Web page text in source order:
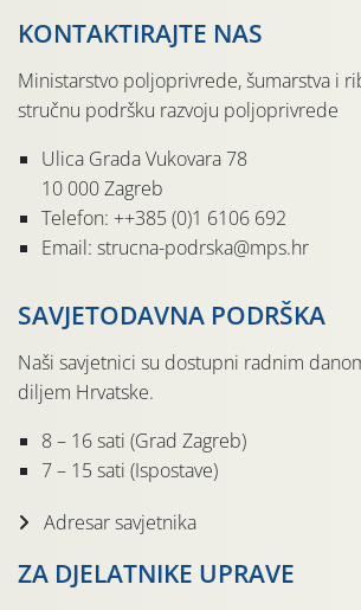
KONTAKTIRAJTE NAS
Ministarstvo poljoprivrede, šumarstva i
stručnu podršku razvoju poljoprivrede
Ulica Grada Vukovara 78
10 000 Zagreb
Telefon: ++385 (0)1 6106 692
Email: strucna-podrska@mps.hr
SAVJETODAVNA PODRŠKA
Naši savjetnici su dostupni radnim
diljem Hrvatske.
8 – 16 sati (Grad Zagreb)
7 – 15 sati (Ispostave)
Adresar savjetnika
ZA DJELATNIKE UPRAVE